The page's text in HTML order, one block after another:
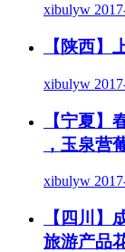
xibulyw
【陕西】
xibulyw
【宁夏】
，玉泉营
xibulyw
【四川】
旅游产品